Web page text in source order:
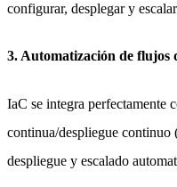
configurar, desplegar y
3. Automatización de flujos
IaC se integra perfectamente
continua/despliegue
despliegue y escalado